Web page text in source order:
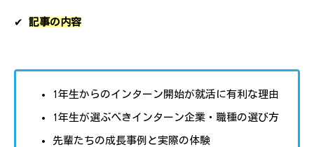
✔︎ 記事の内容
1年生からのインターン開始が就活に有利な理由
1年生が選ぶべきインターン企業・職種の選び方
先輩たちの成長事例と実際の体験